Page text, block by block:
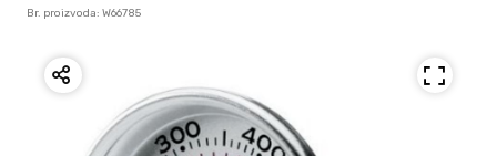
Br. proizvoda: W66785